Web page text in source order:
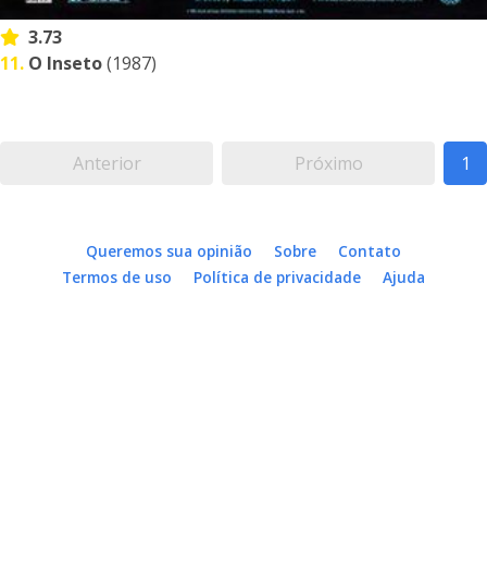
3.73
11. O Inseto(1987)
Anterior Próximo 1
Queremos sua opinião Sobre
Contato
Termos de uso
Política de privacidade Ajuda